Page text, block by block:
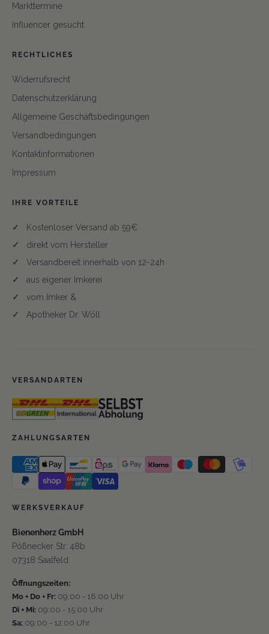
Markttermine
Influencer gesucht
RECHTLICHES
Widerrufsrecht
Datenschutzerklärung
Allgemeine Geschäftsbedingungen
Versandbedingungen
Kontaktinformationen
Impressum
IHRE VORTEILE
Kostenloser Versand ab 59€
direkt vom Hersteller
Versandbereit innerhalb von 12-24h
aus eigener Imkerei
vom Imker &
Apotheker Dr. Wöll
VERSANDARTEN
ZAHLUNGSARTEN
WERKSVERKAUF
Bienenherz GmbH
Pößnecker Str. 48b
07318 Saalfeld
Öffnungszeiten:
Mo + Do + Fr: 09:00 - 18:00 Uhr
Di + Mi: 09:00 - 15:00 Uhr
Sa: 09:00 - 12:00 Uhr